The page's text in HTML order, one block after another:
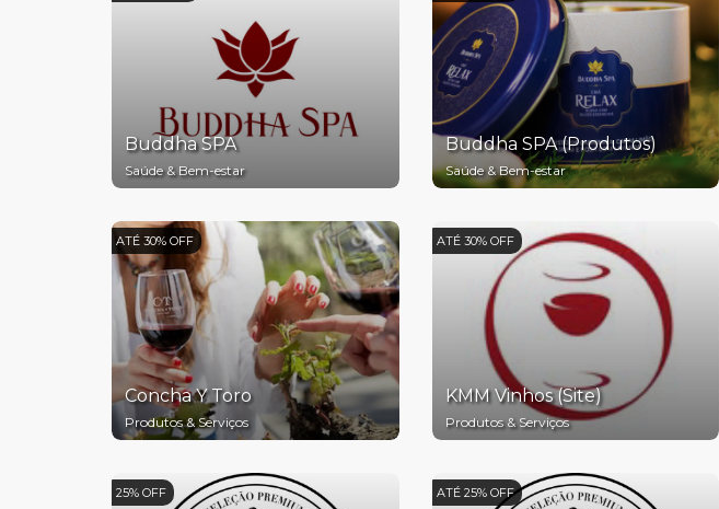
Buddha SPA
Saúde & Bem-estar
Buddha SPA (Produtos)
Saúde & Bem-estar
ATÉ 30% OFF
Concha Y Toro
Produtos & Serviços
ATÉ 30% OFF
KMM Vinhos (Site)
Produtos & Serviços
25% OFF ATÉ 25% OFF